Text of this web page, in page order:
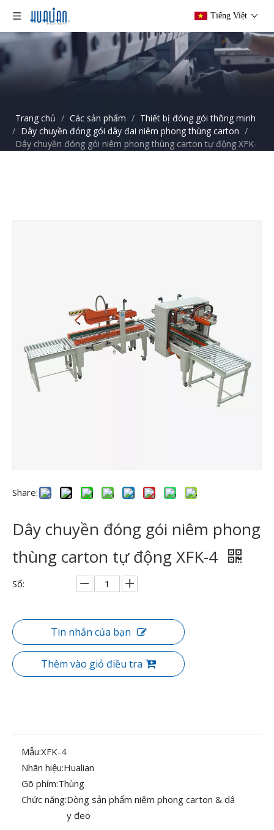
Tiếng Việt
Trang chủ / Các sản phẩm / Thiết bị đóng gói thông minh
/ Dây chuyền đóng gói dây đai niêm phong thùng carton /
Dây chuyền đóng gói niêm phong thùng carton tự động XFK-
Share:
Dây chuyền đóng gói niêm phong
thùng carton tự động XFK-4
Số:
Tin nhắn của bạn
Thêm vào giỏ điều tra
Mẫu:XFK-4
Nhãn hiệu:Hualian
Gõ phím:Thùng
Chức năng:Dòng sản phẩm niêm phong carton & dâ
y đeo